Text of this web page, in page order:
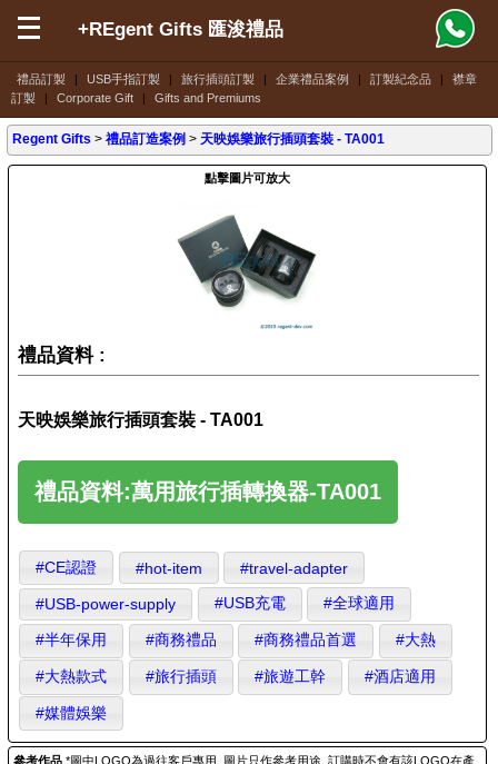
禮品訂製 | USB手指訂製 | 旅行插頭訂製 | 企業禮品案例 | 訂製紀念品 |
襟章
訂製
| Corporate Gift | Gifts and Premiums
+REgent Gifts 匯浚禮品
Regent Gifts >禮品訂造案例 > 天映娛樂旅行插頭套裝 - TA001
點擊圖片可放大
禮品資料 :
天映娛樂旅行插頭套裝 - TA001
禮品資料:萬用旅行插轉換器-TA001
#CE認證 #hot-item #travel-adapter
#USB-power-supply #USB充電 #全球適用
#半年保用 #商務禮品 #商務禮品首選 #大熱
#大熱款式 #旅行插頭 #旅遊工幹 #酒店適用
#媒體娛樂
參考作品 *圖中LOGO為過往客戶專用, 圖片只作參考用途, 訂購時不會有該LOGO在產